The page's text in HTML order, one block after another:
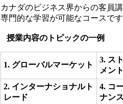
カナダのビジネス界からの客員
専門的な学習が可能なコースで
授業内容のトピックの一例
1. グローバルマーケット
3. ス
メン
2. インターナショナルト
レード
4. コ
ナン